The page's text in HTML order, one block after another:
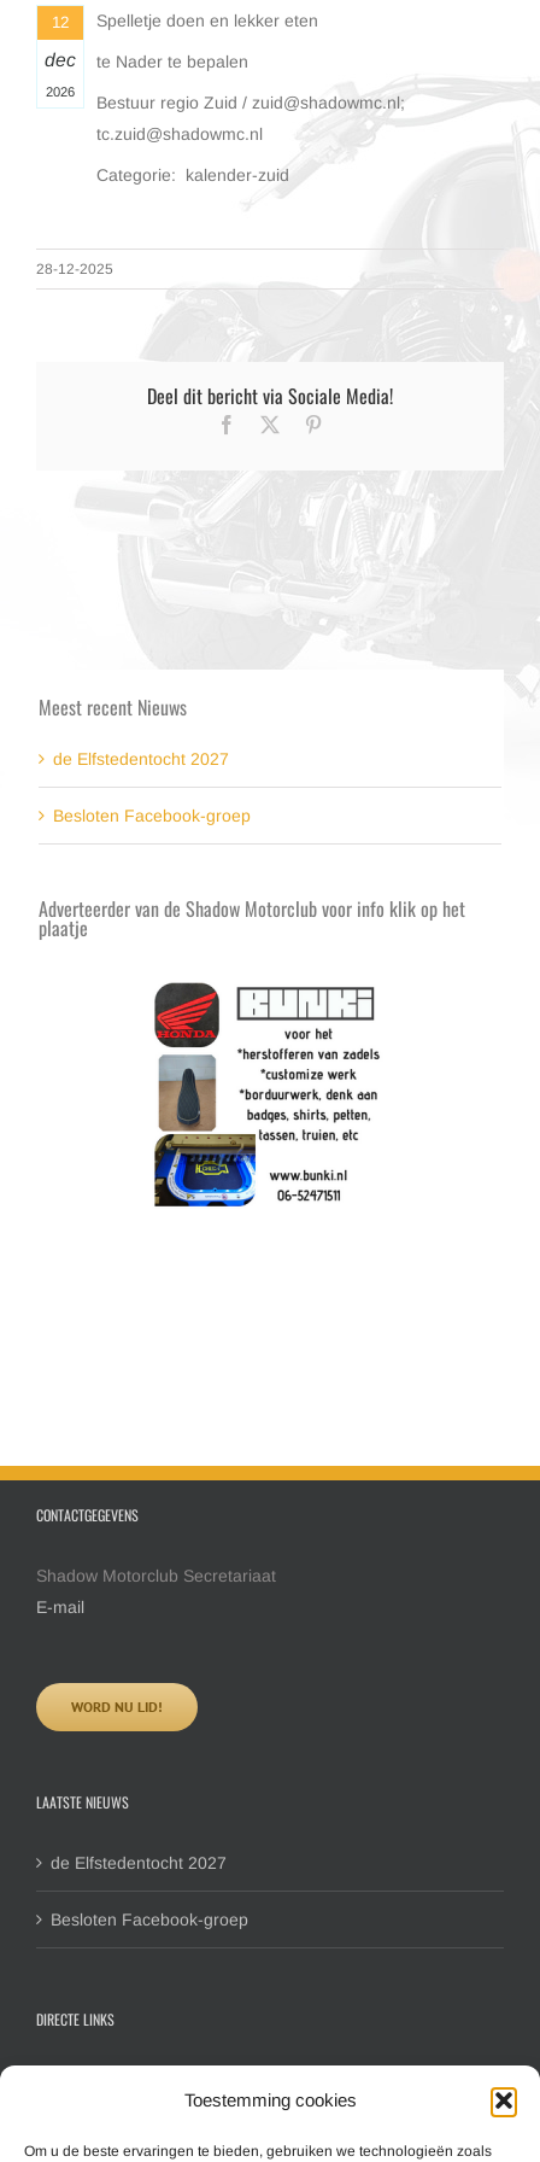
Toestemming cookies
Om u de beste ervaringen te bieden, gebruiken we technologieën zoals
12
dec
2026
Spelletje doen en lekker eten
te Nader te bepalen
Bestuur regio Zuid / zuid@shadowmc.nl;
tc.zuid@shadowmc.nl
Categorie: kalender-zuid
28-12-2025
Deel dit bericht via Sociale Media!
Facebook
Meest recent Nieuws
de Elfstedentocht 2027
Besloten Facebook-groep
Adverteerder van de Shadow Motorclub voor info klik op het
plaatje
CONTACTGEGEVENS
Shadow Motorclub Secretariaat
E-mail
WORD NU LID!
LAATSTE NIEUWS
de Elfstedentocht 2027
Besloten Facebook-groep
DIRECTE LINKS
Inschrijfformulier hoofdlid
Inschrijfformulier gezinslid